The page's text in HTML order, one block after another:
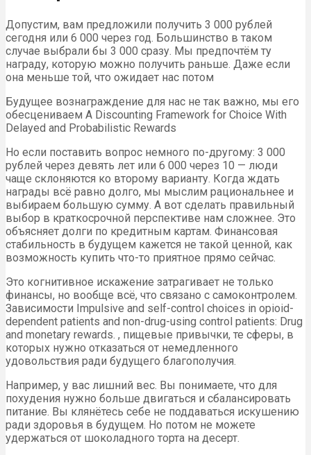
Допустим, вам предложили получить 3 000 рублей
сегодня или 6 000 через год. Большинство в таком
случае выбрали бы 3 000 сразу. Мы предпочтём ту
награду, которую можно получить раньше. Даже если
она меньше той, что ожидает нас потом
Будущее вознаграждение для нас не так важно, мы его
обесцениваем A Discounting Framework for Choice With
Delayed and Probabilistic Rewards
Но если поставить вопрос немного по-другому: 3 000
рублей через девять лет или 6 000 через 10 — люди
чаще склоняются ко второму варианту. Когда ждать
награды всё равно долго, мы мыслим рациональнее и
выбираем большую сумму. А вот сделать правильный
выбор в краткосрочной перспективе нам сложнее. Это
объясняет долги по кредитным картам. Финансовая
стабильность в будущем кажется не такой ценной, как
возможность купить что-то приятное прямо сейчас.
Это когнитивное искажение затрагивает не только
финансы, но вообще всё, что связано с самоконтролем.
Зависимости Impulsive and self-control choices in opioid-
dependent patients and non-drug-using control patients: Drug
and monetary rewards. , пищевые привычки, те сферы, в
которых нужно отказаться от немедленного
удовольствия ради будущего благополучия.
Например, у вас лишний вес. Вы понимаете, что для
похудения нужно больше двигаться и сбалансировать
питание. Вы клянётесь себе не поддаваться искушению
ради здоровья в будущем. Но потом не можете
удержаться от шоколадного торта на десерт.